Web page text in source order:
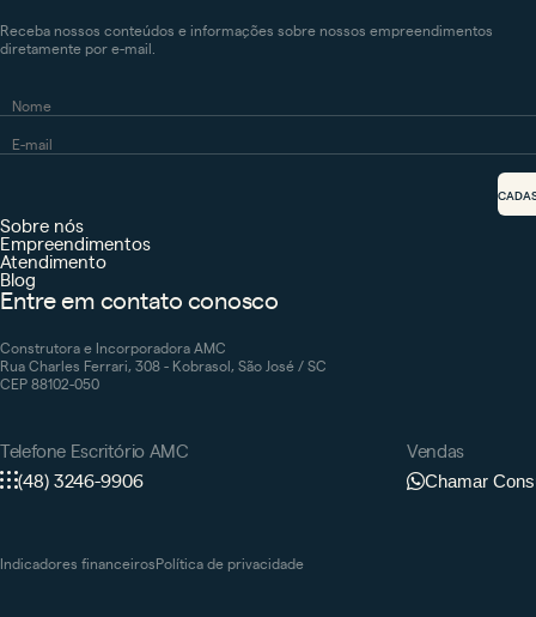
Receba nossos conteúdos e informações sobre nossos empreendimentos
diretamente por e-mail.
Entre em contato conosco
Construtora e Incorporadora AMC
Rua Charles Ferrari, 308 - Kobrasol, São José / SC
CEP 88102-050
Telefone Escritório AMC
(48) 3246-9906
Vendas
Chamar
Sobre nós
Empreendimentos
Atendimento
Blog
Indicadores financeirosPolítica de privacidade